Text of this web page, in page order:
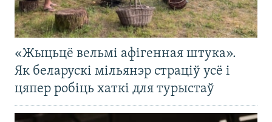
«Жыцьцё вельмі афігенная штука».
Як беларускі мільянэр страціў усё і
цяпер робіць хаткі для турыстаў